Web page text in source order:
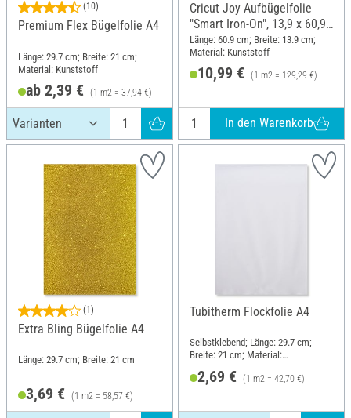
(10)
Premium Flex Bügelfolie A4
Länge: 29.7 cm; Breite: 21 cm;
Material: Kunststoff
ab 2,39 € (1 m2 = 37,94 €)
Cricut Joy Aufbügelfolie
"Smart Iron-On", 13,9 x 60,9
cm
Länge: 60.9 cm; Breite: 13.9 cm;
Material: Kunststoff
10,99 € (1 m2 = 129,29 €)
In den Warenkorb
(1)
Extra Bling Bügelfolie A4
Länge: 29.7 cm; Breite: 21 cm
3,69 € (1 m2 = 58,57 €)
Tubitherm Flockfolie A4
Selbstklebend; Länge: 29.7 cm;
Breite: 21 cm; Material:
2,69 € (1 m2 = 42,70 €)